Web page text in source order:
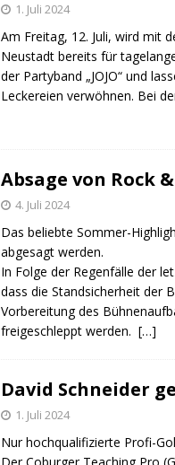
1. Juli 2024
Am Freitag, 12. Juli, wird mit
Neustadt bereits für
der Partyband „JOJO“ und
Leckereien verwöhnen. Bei
Absage von Rock
4. Juli 2024
Das beliebte Sommer-
abgesagt werden.
In Folge der Regenfälle der
dass die Standsicherheit der
Vorbereitung des
freigeschleppt werden. […]
David Schneider
1. Juli 2024
Nur hochqualifizierte Profi-